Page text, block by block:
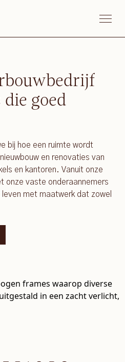
goed
bij hoe een ruimte wordt
en renovaties van
en kantoren. Vanuit onze
onze vaste onderaannemers
met maatwerk dat zowel